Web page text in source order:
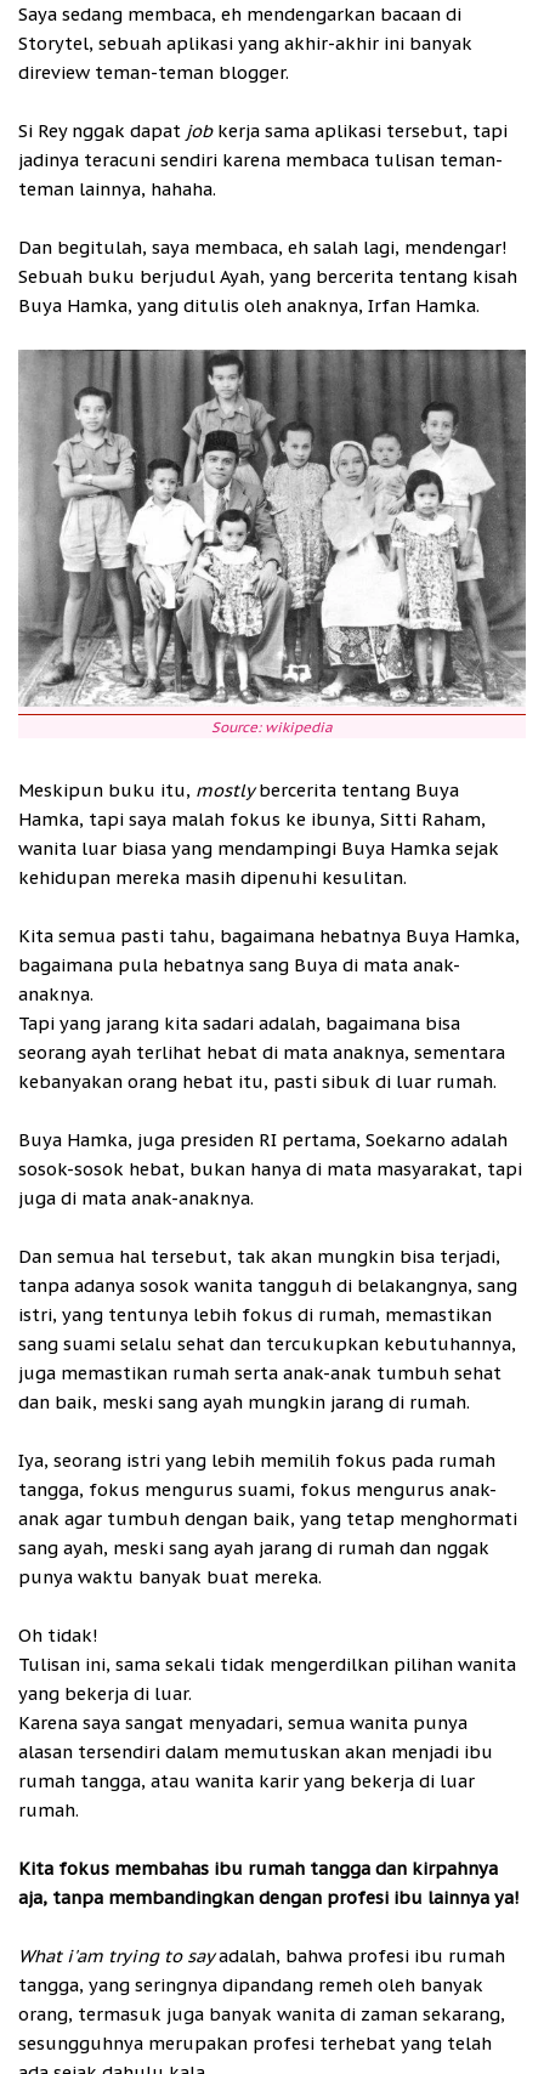
Saya sedang membaca, eh mendengarkan bacaan di
Storytel, sebuah aplikasi yang akhir-akhir ini banyak
direview teman-teman blogger.
Si Rey nggak dapat job kerja sama aplikasi tersebut, tapi
jadinya teracuni sendiri karena membaca tulisan teman-
teman lainnya, hahaha.
Dan begitulah, saya membaca, eh salah lagi, mendengar!
Sebuah buku berjudul Ayah, yang bercerita tentang kisah
Buya Hamka, yang ditulis oleh anaknya, Irfan Hamka.
Source: wikipedia
Meskipun buku itu, mostlybercerita tentang Buya
Hamka, tapi saya malah fokus ke ibunya, Sitti Raham,
wanita luar biasa yang mendampingi Buya Hamka sejak
kehidupan mereka masih dipenuhi kesulitan.
Kita semua pasti tahu, bagaimana hebatnya Buya Hamka,
bagaimana pula hebatnya sang Buya di mata anak-
anaknya.
Tapi yang jarang kita sadari adalah, bagaimana bisa
seorang ayah terlihat hebat di mata anaknya, sementara
kebanyakan orang hebat itu, pasti sibuk di luar rumah.
Buya Hamka, juga presiden RI pertama, Soekarno adalah
sosok-sosok hebat, bukan hanya di mata masyarakat, tapi
juga di mata anak-anaknya.
Dan semua hal tersebut, tak akan mungkin bisa terjadi,
tanpa adanya sosok wanita tangguh di belakangnya, sang
istri, yang tentunya lebih fokus di rumah, memastikan
sang suami selalu sehat dan tercukupkan kebutuhannya,
juga memastikan rumah serta anak-anak tumbuh sehat
dan baik, meski sang ayah mungkin jarang di rumah.
Iya, seorang istri yang lebih memilih fokus pada rumah
tangga, fokus mengurus suami, fokus mengurus anak-
anak agar tumbuh dengan baik, yang tetap menghormati
sang ayah, meski sang ayah jarang di rumah dan nggak
punya waktu banyak buat mereka.
Oh tidak!
Tulisan ini, sama sekali tidak mengerdilkan pilihan wanita
yang bekerja di luar.
Karena saya sangat menyadari, semua wanita punya
alasan tersendiri dalam memutuskan akan menjadi ibu
rumah tangga, atau wanita karir yang bekerja di luar
rumah.
Kita fokus membahas ibu rumah tangga dan kirpahnya
aja, tanpa membandingkan dengan profesi ibu lainnya ya!
What i'am trying to sayadalah, bahwa profesi ibu rumah
tangga, yang seringnya dipandang remeh oleh banyak
orang, termasuk juga banyak wanita di zaman sekarang,
sesungguhnya merupakan profesi terhebat yang telah